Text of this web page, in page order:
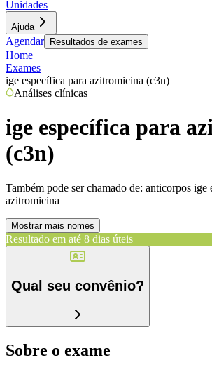
Unidades
Ajuda
Agendar Resultados de exames
Home
Exames
ige específica para azitromicina (c3n)
Análises clínicas
ige específica para
(c3n)
Também pode ser chamado de: anticorpos ige
azitromicina
Mostrar mais nomes
Resultado em até 8 dias úteis
Qual seu convênio?
Sobre o exame